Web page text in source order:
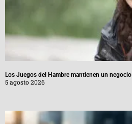
Los Juegos del Hambre mantienen un
5 agosto 2026